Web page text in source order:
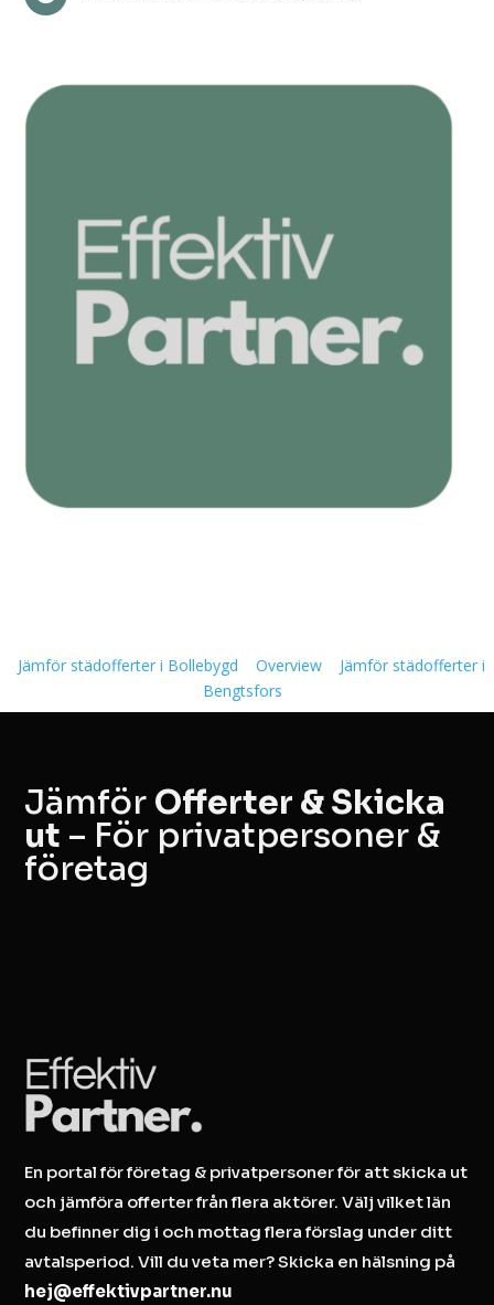
Jämför städofferter i Bollebygd Overview
Jämför städofferter i
Bengtsfors
Jämför Offerter & Skicka
ut – För privatpersoner &
företag
En portal för företag & privatpersoner för att skicka ut
och jämföra offerter från flera aktörer. Välj vilket län
du befinner dig i och mottag flera förslag under ditt
avtalsperiod. Vill du veta mer? Skicka en hälsning på
hej@effektivpartner.nu